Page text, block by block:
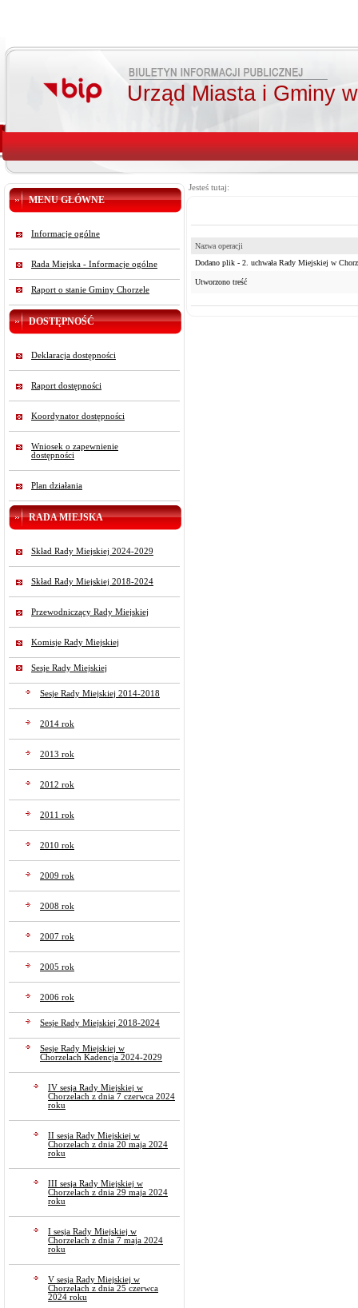
Urząd Miasta i Gminy
MENU GŁÓWNE
Informacje ogólne
Rada Miejska - Informacje ogólne
Raport o stanie Gminy Chorzele
DOSTĘPNOŚĆ
Deklaracja dostępności
Raport dostępności
Koordynator dostępności
Wniosek o zapewnienie
dostępności
Plan działania
RADA MIEJSKA
Skład Rady Miejskiej 2024-2029
Skład Rady Miejskiej 2018-2024
Przewodniczący Rady Miejskiej
Komisje Rady Miejskiej
Sesje Rady Miejskiej
Sesje Rady Miejskiej 2014-2018
2014 rok
2013 rok
2012 rok
2011 rok
2010 rok
2009 rok
2008 rok
2007 rok
2005 rok
2006 rok
Sesje Rady Miejskiej 2018-2024
Sesje Rady Miejskiej w
Chorzelach Kadencja 2024-2029
IV sesja Rady Miejskiej w
Chorzelach z dnia 7 czerwca 2024
roku
II sesja Rady Miejskiej w
Chorzelach z dnia 20 maja 2024
roku
III sesja Rady Miejskiej w
Chorzelach z dnia 29 maja 2024
roku
I sesja Rady Miejskiej w
Chorzelach z dnia 7 maja 2024
roku
V sesja Rady Miejskiej w
Chorzelach z dnia 25 czerwca
2024 roku
Jesteś tutaj:
Nazwa operacji
Dodano plik - 2. uchwała Rady Miejskiej w
Utworzono treść